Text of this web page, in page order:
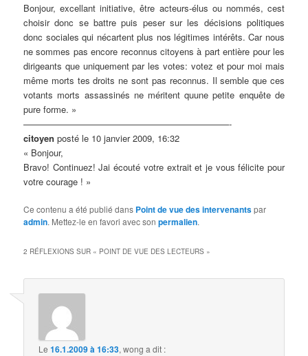
Bonjour, excellant initiative, être acteurs-élus ou nommés, cest
choisir donc se battre puis peser sur les décisions politiques
donc sociales qui nécartent plus nos légitimes intérêts. Car nous
ne sommes pas encore reconnus citoyens à part entière pour les
dirigeants que uniquement par les votes: votez et pour moi mais
même morts tes droits ne sont pas reconnus. Il semble que ces
votants morts assassinés ne méritent quune petite enquête de
pure forme. »
———————————————————————-
citoyen posté le 10 janvier 2009, 16:32
« Bonjour,
Bravo! Continuez! Jai écouté votre extrait et je vous félicite pour
votre courage ! »
Ce contenu a été publié dans Point de vue des intervenantspar
admin. Mettez-le en favori avec sonpermalien.
2 RÉFLEXIONS SUR « POINT DE VUE DES LECTEURS »
Le16.1.2009 à 16:33,wong a dit :